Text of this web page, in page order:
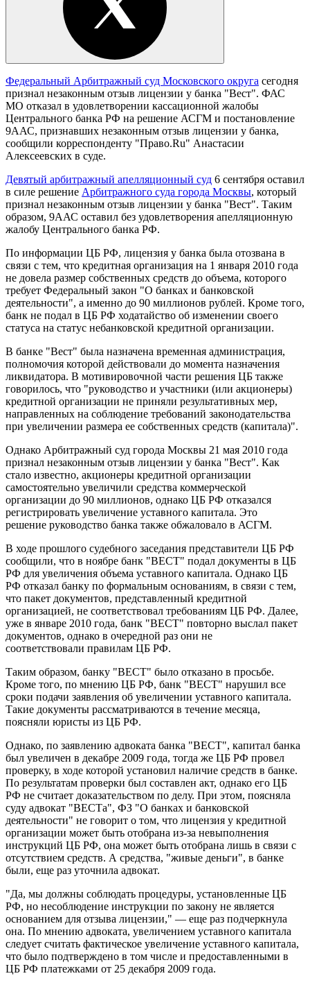
Федеральный Арбитражный суд Московского округа сегодня
признал незаконным отзыв лицензии у банка "Вест". ФАС
МО отказал в удовлетворении кассационной жалобы
Центрального банка РФ на решение АСГМ и постановление
9ААС, признавших незаконным отзыв лицензии у банка,
сообщили корреспонденту "Право.Ru" Анастасии
Алексеевских в суде.
Девятый арбитражный апелляционный суд 6 сентября оставил
в силе решение Арбитражного суда города Москвы, который
признал незаконным отзыв лицензии у банка "Вест". Таким
образом, 9ААС оставил без удовлетворения апелляционную
жалобу Центрального банка РФ.
По информации ЦБ РФ, лицензия у банка была отозвана в
связи с тем, что кредитная организация на 1 января 2010 года
не довела размер собственных средств до объема, которого
требует Федеральный закон "О банках и банковской
деятельности", а именно до 90 миллионов рублей. Кроме того,
банк не подал в ЦБ РФ ходатайство об изменении своего
статуса на статус небанковской кредитной организации.
В банке "Вест" была назначена временная администрация,
полномочия которой действовали до момента назначения
ликвидатора. В мотивировочной части решения ЦБ также
говорилось, что "руководство и участники (или акционеры)
кредитной организации не приняли результативных мер,
направленных на соблюдение требований законодательства
при увеличении размера ее собственных средств (капитала)".
Однако Арбитражный суд города Москвы 21 мая 2010 года
признал незаконным отзыв лицензии у банка "Вест". Как
стало известно, акционеры кредитной организации
самостоятельно увеличили средства коммерческой
организации до 90 миллионов, однако ЦБ РФ отказался
регистрировать увеличение уставного капитала. Это
решение руководство банка также обжаловало в АСГМ.
В ходе прошлого судебного заседания представители ЦБ РФ
сообщили, что в ноябре банк "ВЕСТ" подал документы в ЦБ
РФ для увеличения объема уставного капитала. Однако ЦБ
РФ отказал банку по формальным основаниям, в связи с тем,
что пакет документов, представленный кредитной
организацией, не соответствовал требованиям ЦБ РФ. Далее,
уже в январе 2010 года, банк "ВЕСТ" повторно выслал пакет
документов, однако в очередной раз они не
соответствовали правилам ЦБ РФ.
Таким образом, банку "ВЕСТ" было отказано в просьбе.
Кроме того, по мнению ЦБ РФ, банк "ВЕСТ" нарушил все
сроки подачи заявления об увеличении уставного капитала.
Такие документы рассматриваются в течение месяца,
поясняли юристы из ЦБ РФ.
Однако, по заявлению адвоката банка "ВЕСТ", капитал банка
был увеличен в декабре 2009 года, тогда же ЦБ РФ провел
проверку, в ходе которой установил наличие средств в банке.
По результатам проверки был составлен акт, однако его ЦБ
РФ не считает доказательством по делу. При этом, поясняла
суду адвокат "ВЕСТа", ФЗ "О банках и банковской
деятельности" не говорит о том, что лицензия у кредитной
организации может быть отобрана из-за невыполнения
инструкций ЦБ РФ, она может быть отобрана лишь в связи с
отсутствием средств. А средства, "живые деньги", в банке
были, еще раз уточнила адвокат.
"Да, мы должны соблюдать процедуры, установленные ЦБ
РФ, но несоблюдение инструкции по закону не является
основанием для отзыва лицензии," — еще раз подчеркнула
она. По мнению адвоката, увеличением уставного капитала
следует считать фактическое увеличение уставного капитала,
что было подтверждено в том числе и предоставленными в
ЦБ РФ платежками от 25 декабря 2009 года.